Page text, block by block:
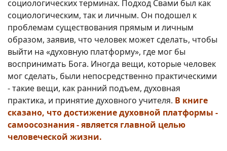
социологических терминах. Подход Свами был как
социологическим, так и личным. Он подошел к
проблемам существования прямым и личным
образом, заявив, что человек может сделать, чтобы
выйти на «духовную платформу», где мог бы
воспринимать Бога. Иногда вещи, которые человек
мог сделать, были непосредственно практическими
- такие вещи, как ранний подъем, духовная
практика, и принятие духовного учителя. В книге
сказано, что достижение духовной платформы -
самоосознания - является главной целью
человеческой жизни.